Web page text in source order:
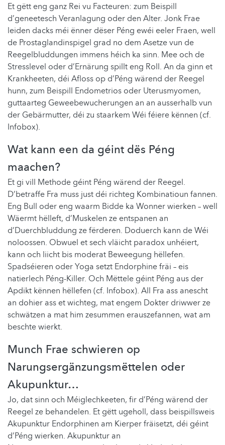
Et gëtt eng ganz Rei vu Facteuren: zum Beispill
d’geneetesch Veranlagung oder den Alter. ​​Jonk Frae
leiden dacks méi ënner dëser Péng ewéi eeler Fraen, well
de Prostaglandinspigel grad no dem Asetze vun de
Reegelbluddungen immens héich ka sinn. Mee och de
Stresslevel oder d’Ernärung spillt eng Roll. An da ginn et
Krankheeten, déi Afloss op d’Péng wärend der Reegel
hunn, zum Beispill Endometrios oder Uterusmyomen,
guttaarteg Geweebewucherungen an an ausserhalb vun
der Gebärmutter, déi zu staarkem Wéi féiere kënnen (cf.
Infobox).
Wat kann een da géint dës Péng
maachen?
Et gi vill Methode géint Péng wärend der Reegel.
D’betraffe Fra muss just déi richteg Kombinatioun fannen.
Eng Bull oder eng waarm Bidde ka Wonner wierken – well
​​Wäermt hëlleft, d’Muskelen ze entspanen an
d’Duerchbluddung ze fërderen. Doduerch kann de Wéi
noloossen. Obwuel et sech vläicht paradox unhéiert,
kann och ​​liicht bis moderat Beweegung hëllefen.
Spadséieren oder Yoga setzt Endorphine fräi – eis
natierlech Péng-Killer. Och Mëttele géint Péng aus der
Apdikt kënnen hëllefen (cf. Infobox). All Fra ass anescht
an dohier ass et wichteg, mat engem Dokter driwwer ze
schwätzen a mat him zesummen erauszefannen, wat am
beschte wierkt.
Munch Frae schwieren op
Narungsergänzungsmëttelen oder
Akupunktur…
Jo, dat sinn och Méiglechkeeten, fir d’Péng wärend der
Reegel ze behandelen. Et gëtt ugeholl, dass beispillsweis
Akupunktur Endorphinen am Kierper fräisetzt, déi géint
d’Péng wierken. Akupunktur an